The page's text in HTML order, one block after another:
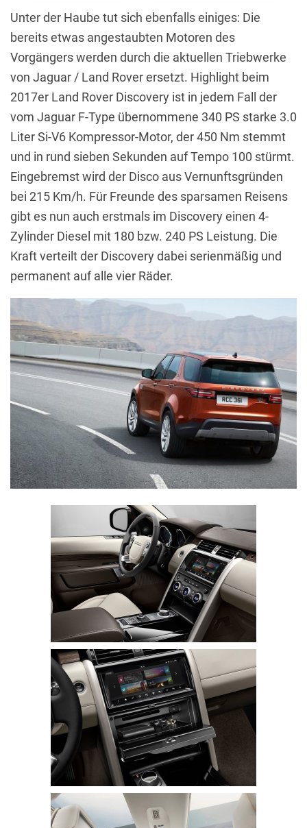
Unter der Haube tut sich ebenfalls einiges: Die
bereits etwas angestaubten Motoren des
Vorgängers werden durch die aktuellen Triebwerke
von Jaguar / Land Rover ersetzt. Highlight beim
2017er Land Rover Discovery ist in jedem Fall der
vom Jaguar F-Type übernommene 340 PS starke 3.0
Liter Si-V6 Kompressor-Motor, der 450 Nm stemmt
und in rund sieben Sekunden auf Tempo 100 stürmt.
Eingebremst wird der Disco aus Vernunftsgründen
bei 215 Km/h. Für Freunde des sparsamen Reisens
gibt es nun auch erstmals im Discovery einen 4-
Zylinder Diesel mit 180 bzw. 240 PS Leistung. Die
Kraft verteilt der Discovery dabei serienmäßig und
permanent auf alle vier Räder.